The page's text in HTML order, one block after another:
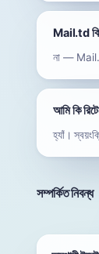
Mail.td কি
না —
আমি কি
হ্যাঁ।
সম্পর্কিত নিবন্ধ